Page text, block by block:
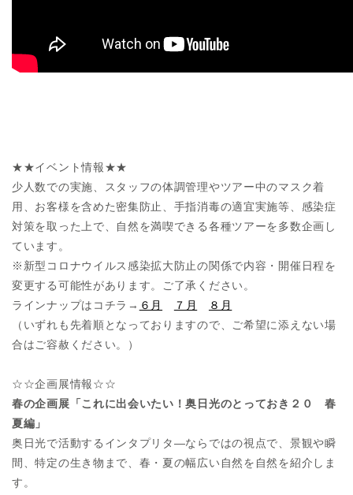
★★イベント情報★★
少人数での実施、スタッフの体調管理やツアー中のマスク着
用、お客様を含めた密集防止、手指消毒の適宜実施等、感染症
対策を取った上で、自然を満喫できる各種ツアーを多数企画し
ています。
※新型コロナウイルス感染拡大防止の関係で内容・開催日程を
変更する可能性があります。ご了承ください。
ラインナップはコチラ→ ６月 ７月
８月
（いずれも先着順となっておりますので、ご希望に添えない場
合はご容赦ください。）
☆☆企画展情報☆☆
春の企画展「これに出会いたい！奥日光のとっておき２０ 春
夏編」
奥日光で活動するインタプリタ―ならではの視点で、景観や瞬
間、特定の生き物まで、春・夏の幅広い自然を自然を紹介しま
す。